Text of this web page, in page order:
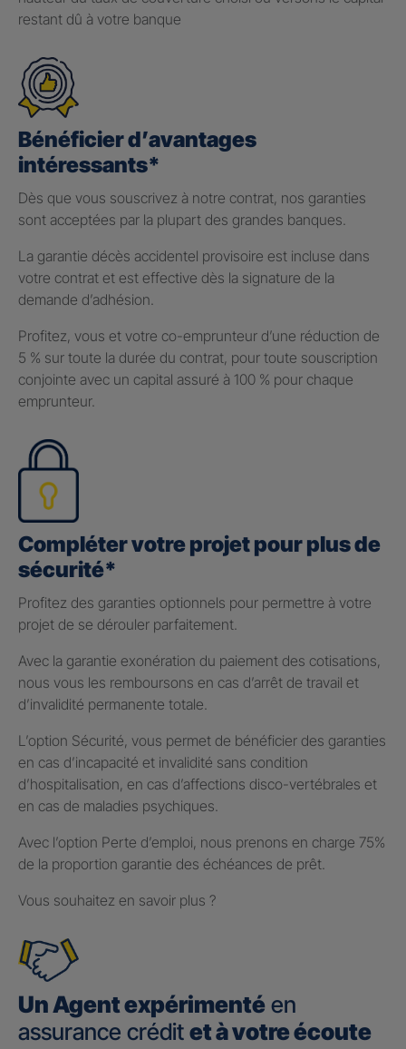
restant dû à votre banque
Bénéficier d’avantages
intéressants*
Dès que vous souscrivez à notre contrat, nos garanties
sont acceptées par la plupart des grandes banques.
La garantie décès accidentel provisoire est incluse dans
votre contrat et est effective dès la signature de la
demande d’adhésion.
Profitez, vous et votre co-emprunteur d’une réduction de
5 % sur toute la durée du contrat, pour toute souscription
conjointe avec un capital assuré à 100 % pour chaque
emprunteur.
Compléter votre projet pour plus de
sécurité*
Profitez des garanties optionnels pour permettre à votre
projet de se dérouler parfaitement.
Avec la garantie exonération du paiement des cotisations,
nous vous les remboursons en cas d’arrêt de travail et
d’invalidité permanente totale.
L’option Sécurité, vous permet de bénéficier des garanties
en cas d’incapacité et invalidité sans condition
d’hospitalisation, en cas d’affections disco-vertébrales et
en cas de maladies psychiques.
Avec l’option Perte d’emploi, nous prenons en charge 75%
de la proportion garantie des échéances de prêt.
Vous souhaitez en savoir plus ?
Un Agent expérimenté en
assurance crédit et à votre écoute